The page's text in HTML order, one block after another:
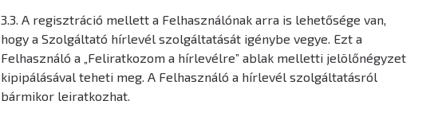
3.3. A regisztráció mellett a Felhasználónak arra is lehetősége van,
hogy a Szolgáltató hírlevél szolgáltatását igénybe vegye. Ezt a
Felhasználó a „Feliratkozom a hírlevélre” ablak melletti jelölőnégyzet
kipipálásával teheti meg. A Felhasználó a hírlevél szolgáltatásról
bármikor leiratkozhat.